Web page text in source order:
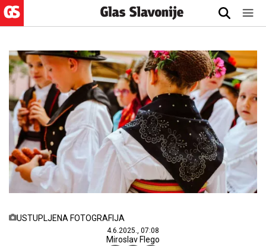
USTUPLJENA FOTOGRAFIJA
4.6.2025., 07:08
Miroslav Flego